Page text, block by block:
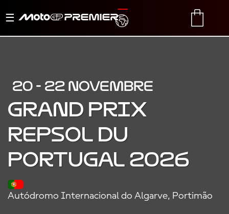
Basculer
navigation
TRANSLATE
20 - 22 NOVEMBRE
GRAND PRIX
REPSOL DU
PORTUGAL 2026
Autódromo Internacional do Algarve, Portimão